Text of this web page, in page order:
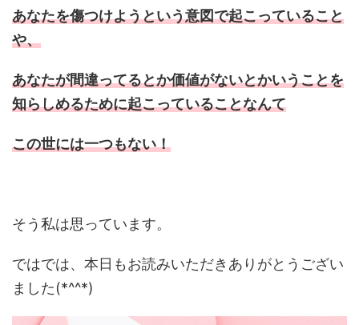
あなたを傷つけようという意図で起こっていること
や、
あなたが間違ってるとか価値がないとかいうことを
知らしめるために起こっていることなんて
この世には一つもない！
そう私は思っています。
ではでは、本日もお読みいただきありがとうござい
ました(*^^*)